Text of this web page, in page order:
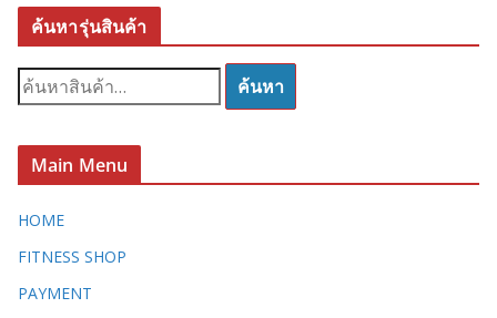
ค้นหารุ่นสินค้า
ค้
น
:
ค้นหา
Main Menu
HOME
FITNESS SHOP
PAYMENT